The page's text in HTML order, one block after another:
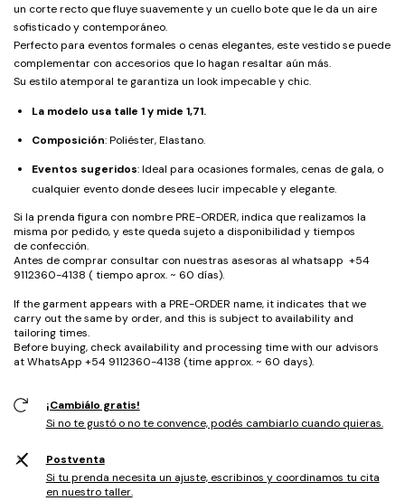
un corte recto que fluye suavemente y un cuello bote que le da un aire
sofisticado y contemporáneo.
Perfecto para eventos formales o cenas elegantes, este vestido se puede
complementar con accesorios que lo hagan resaltar aún más.
Su estilo atemporal te garantiza un look impecable y chic.
La modelo usa talle 1 y mide 1,71.
Composición: Poliéster, Elastano.
Eventos sugeridos: Ideal para ocasiones formales, cenas de gala, o
cualquier evento donde desees lucir impecable y elegante.
Si la prenda figura con nombre PRE-ORDER, indica que realizamos la
misma por pedido, y este queda sujeto a disponibilidad y tiempos
de confección.
Antes de comprar consultar con nuestras asesoras al whatsapp +54
9112360-4138 ( tiempo aprox. ~ 60 días).
If the garment appears with a PRE-ORDER name, it indicates that we
carry out the same by order, and this is subject to availability and
tailoring times.
Before buying, check availability and processing time with our advisors
at WhatsApp +54 9112360-4138 (time approx. ~ 60 days).
¡Cambiálo gratis!
Si no te gustó o no te convence, podés cambiarlo cuando quieras.
Postventa
Si tu prenda necesita un ajuste, escribinos y coordinamos tu cita
en nuestro taller.